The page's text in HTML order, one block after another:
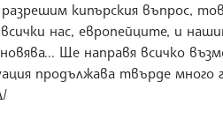
разрешим кипърския въпрос,
нас, европейците, и
Ще направя всичко
продължава твърде много